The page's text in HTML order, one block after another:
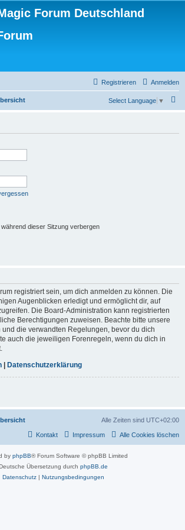
Forum Deutschland
Anmelden
Registrieren
Select Language ▼
dieser Sitzung verbergen
registriert sein, um dich anmelden zu können. Die
Augenblicken erledigt und ermöglicht dir, auf
Die Board-Administration kann registrierten
Berechtigungen zuweisen. Beachte bitte unsere
die verwandten Regelungen, bevor du dich
auch die jeweiligen Forenregeln, wenn du dich in
Datenschutzerklärung
Alle Zeiten sind UTC+02:00
Alle Cookies löschen
Impressum
Kontakt
by phpBB® Forum Software © phpBB Limited
Übersetzung durch phpBB.de
Datenschutz| Nutzungsbedingungen